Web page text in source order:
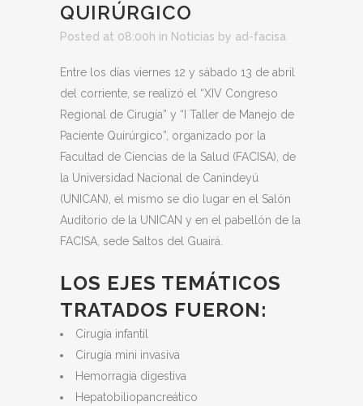
QUIRÚRGICO
Posted at 08:00h in Noticias by ad-facisa
Entre los días viernes 12 y sábado 13 de abril
del corriente, se realizó el “XIV Congreso
Regional de Cirugía” y “I Taller de Manejo de
Paciente Quirúrgico”, organizado por la
Facultad de Ciencias de la Salud (FACISA), de
la Universidad Nacional de Canindeyú
(UNICAN), el mismo se dio lugar en el Salón
Auditorio de la UNICAN y en el pabellón de la
FACISA, sede Saltos del Guairá.
LOS EJES TEMÁTICOS
TRATADOS FUERON:
Cirugía infantil
Cirugía mini invasiva
Hemorragia digestiva
Hepatobiliopancreático